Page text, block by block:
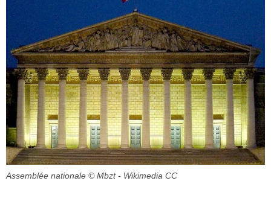
Assemblée nationale © Mbzt - Wikimedia CC